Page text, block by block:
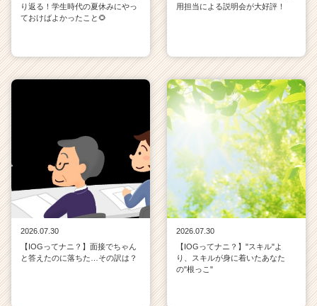
り返る！学生時代の夏休みにやっ
ておけばよかったこと🌻
用担当による説明会が大好評！
2026.07.30
【IOGってナニ？】面接でちゃん
と答えたのに落ちた…その訳は？
2026.07.30
【IOGってナニ？】"スキル"よ
り、スキルが身に着いたあなた
の"根っこ"